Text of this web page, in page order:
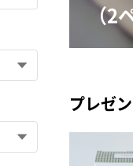
（2
プレゼ